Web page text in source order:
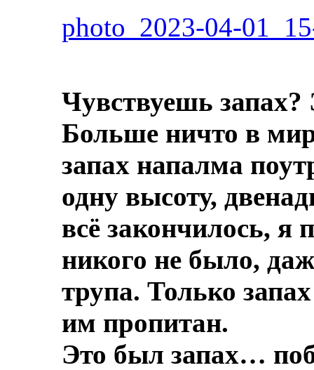
photo_2023-04-
Чувствуешь
Больше ничто в
запах напалма
одну высоту,
всё закончилось, я
никого не было,
трупа. Только
им пропитан.
Это был запах…